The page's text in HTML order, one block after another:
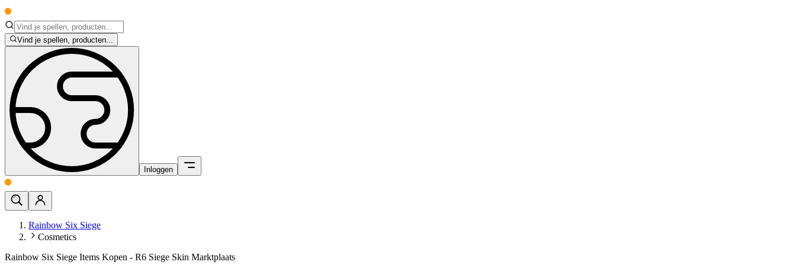
Vind je spellen, producten...
Inloggen
Rainbow Six Siege
Cosmetics
Rainbow Six Siege Items Kopen - R6 Siege Skin Marktplaats